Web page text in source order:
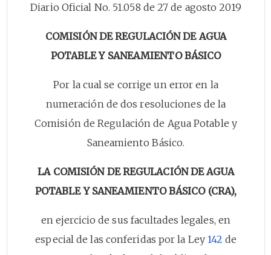
Diario Oficial No. 51.058 de 27 de agosto 2019
COMISIÓN DE REGULACIÓN DE AGUA
POTABLE Y SANEAMIENTO BÁSICO
Por la cual se corrige un error en la
numeración de dos resoluciones de la
Comisión de Regulación de Agua Potable y
Saneamiento Básico.
LA COMISIÓN DE REGULACIÓN DE AGUA
POTABLE Y SANEAMIENTO BÁSICO (CRA),
en ejercicio de sus facultades legales, en
especial de las conferidas por la Ley142 de